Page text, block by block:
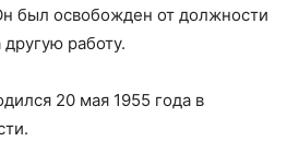
был освобожден от должности
работу.
20 мая 1955 года в